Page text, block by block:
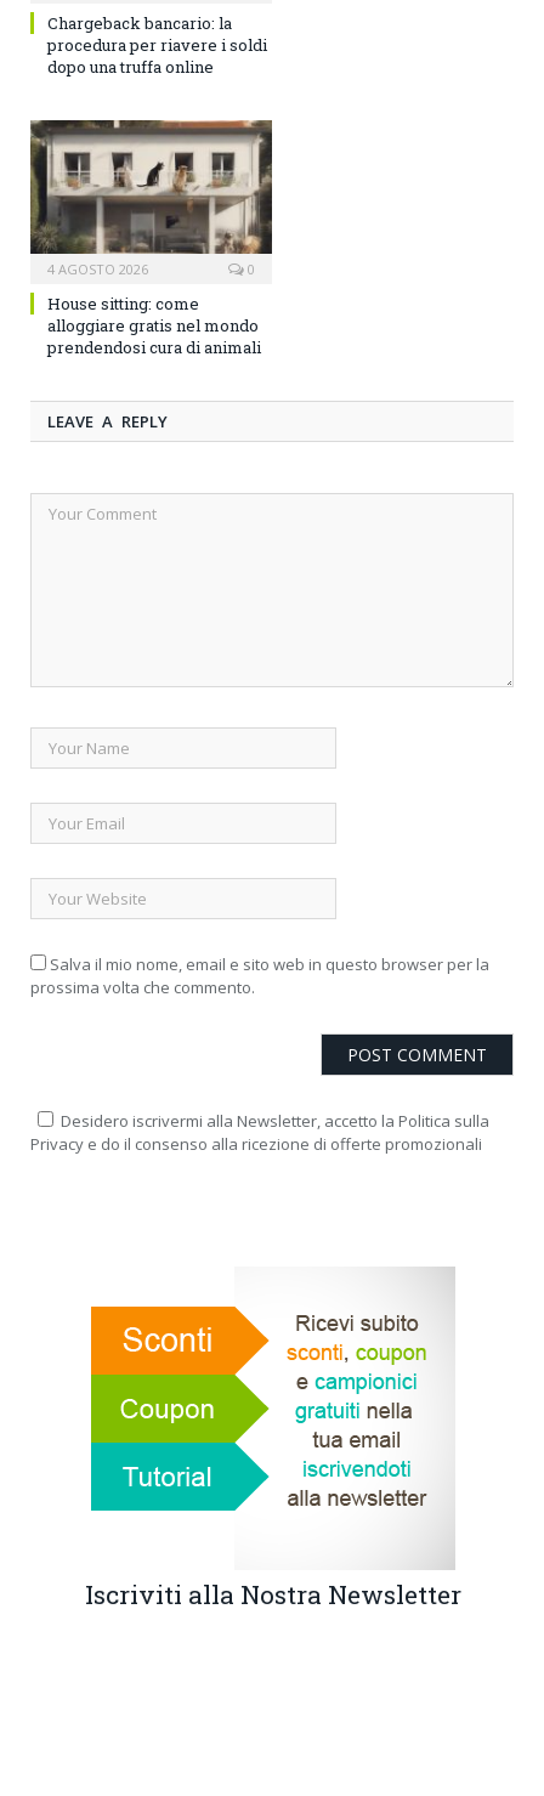
Chargeback bancario: la
procedura per riavere i soldi
dopo una truffa online
4 AGOSTO 2026 0
House sitting: come
alloggiare gratis nel mondo
prendendosi cura di animali
LEAVE A REPLY
Salva il mio nome, email e sito web in questo browser per la
prossima volta che commento.
Desidero iscrivermi alla Newsletter, accetto la Politica sulla
Privacy e do il consenso alla ricezione di offerte promozionali
Iscriviti alla Nostra Newsletter